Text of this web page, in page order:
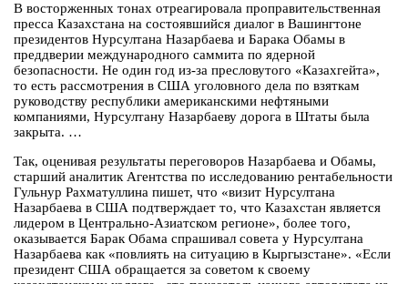
В восторженных тонах отреагировала проправительственная
пресса Казахстана на состоявшийся диалог в Вашингтоне
президентов Нурсултана Назарбаева и Барака Обамы в
преддверии международного саммита по ядерной
безопасности. Не один год из-за пресловутого «Казахгейта»,
то есть рассмотрения в США уголовного дела по взяткам
руководству республики американскими нефтяными
компаниями, Нурсултану Назарбаеву дорога в Штаты была
закрыта. …
Так, оценивая результаты переговоров Назарбаева и Обамы,
старший аналитик Агентства по исследованию рентабельности
Гульнур Рахматуллина пишет, что «визит Нурсултана
Назарбаева в США подтверждает то, что Казахстан является
лидером в Центрально-Азиатском регионе», более того,
оказывается Барак Обама спрашивал совета у Нурсултана
Назарбаева как «повлиять на ситуацию в Кыргызстане». «Если
президент США обращается за советом к своему